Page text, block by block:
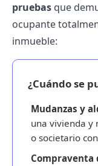
pruebas que
ocupante
inmueble:
¿Cuándo se
Mudanzas y
una vivienda y
o societario
Compraventa